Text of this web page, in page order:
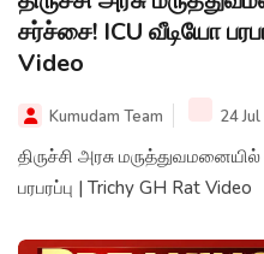
சர்ச்சை! ICU வீடியோ
Video
Kumudam Team 24
திருச்சி அரசு
பரபரப்பு | Trichy GH Rat Video